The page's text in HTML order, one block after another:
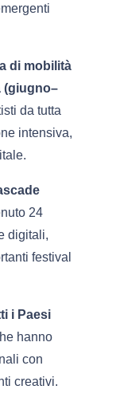
di mobilità
(giugno–
da tutta
intensiva,
24
digitali,
festival
i Paesi
hanno
con
creativi.